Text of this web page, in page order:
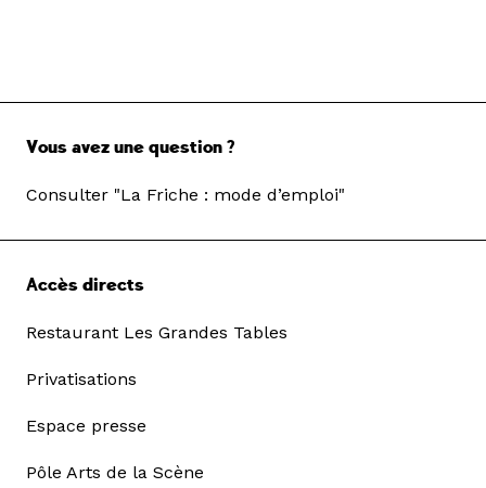
Vous avez une question ?
Consulter "La Friche : mode d’emploi"
Accès directs
Restaurant Les Grandes Tables
Privatisations
Espace presse
Pôle Arts de la Scène